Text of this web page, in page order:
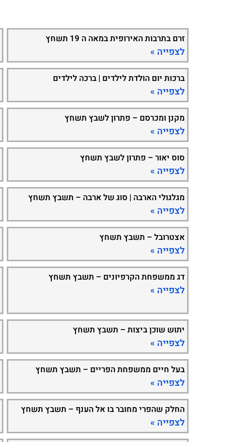
זרם בתרבות האירופית במאה ה 19 תשחץ
לצפייה »
ברכות יום הולדת לילדים | ברכה לילדים
לצפייה »
מקנן ומכרסם – פתרון לשבץ תשחץ
לצפייה »
סוס יאור – פתרון לשבץ תשחץ
לצפייה »
מגלגולי הארבה | סוג של ארבה – תשבץ תשחץ
לצפייה »
אצטרובל – תשבץ תשחץ
לצפייה »
דג ממשפחת הקרפיונים – תשבץ תשחץ
לצפייה »
יתוש שוכן ביצות – תשבץ תשחץ
לצפייה »
בעל חיים ממשפחת הפריים – תשבץ תשחץ
לצפייה »
החלק שהפרי מחובר בו אל הענף – תשבץ תשחץ
לצפייה »